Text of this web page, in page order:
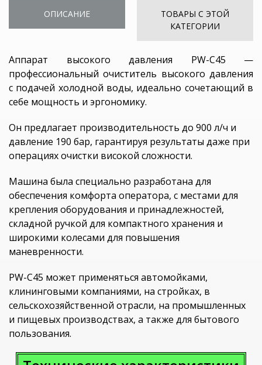
ОПИСАНИЕ
ТОВАРЫ С ЭТОЙ
КАТЕГОРИИ
Аппарат высокого давления PW-C45 —
профессиональный очиститель высокого давления
с подачей холодной воды, идеально сочетающий в
себе мощность и эргономику.
Он предлагает производительность до 900 л/ч и
давление 190 бар, гарантируя результаты даже при
операциях очистки високой сложности.
Машина была специально разработана для
обеспечения комфорта оператора, с местами для
крепления оборудования и принадлежностей,
складной ручкой для компактного хранения и
широкими колесами для повышения
маневренности.
PW-C45 может применяться автомойками,
клининговыми компаниями, на стройках, в
сельскохозяйственной отрасли, на промышленных
и пищевых производствах, а также для бытового
пользования.